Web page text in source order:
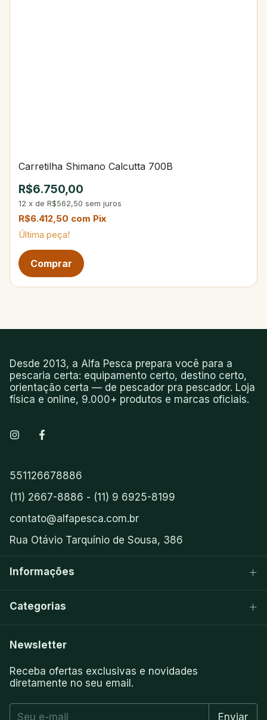
Carretilha Shimano Calcutta 700B
R$6.750,00
12 x de R$562,50 sem juros
R$6.412,50 com Pix
Última peça!
Desde 2013, a Alfa Pesca prepara você para a
pescaria certa: equipamento certo, destino certo,
orientação certa — de pescador pra pescador. Loja
física e online, 9.000+ produtos e marcas oficiais.
551126678886
(11) 2667-8886 - (11) 9 6925-8199
contato@alfapesca.com.br
Rua Otávio Tarquínio de Sousa, 386
Informações
Categorias
Newsletter
Receba ofertas exclusivas e novidades
diretamente no seu email.